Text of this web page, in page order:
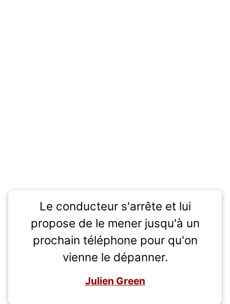
Le conducteur s'arrête et lui
propose de le mener jusqu'à un
prochain téléphone pour qu'on
vienne le dépanner.
Julien Green